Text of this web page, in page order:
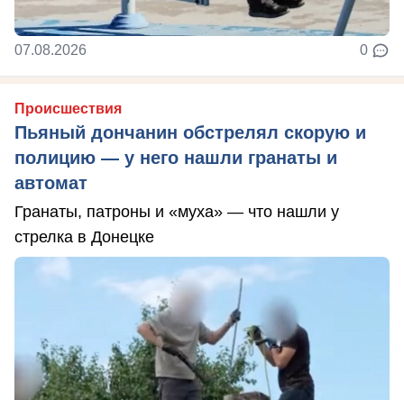
07.08.2026 0
Происшествия
Пьяный дончанин обстрелял скорую и
полицию — у него нашли гранаты и
автомат
Гранаты, патроны и «муха» — что нашли у
стрелка в Донецке